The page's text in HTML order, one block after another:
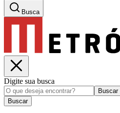
Busca
Digite sua busca
Buscar
Buscar